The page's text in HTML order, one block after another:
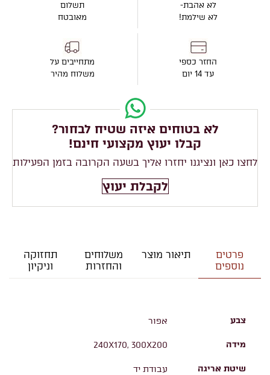
לא אהבת-
לא שילמת!
החזר כספי
עד 14 יום
תשלום
מאובטח
מתחייבים על
משלוח מהיר
לא בטוחים איזה שטיח לבחור?
קבלו יעוץ מקצועי חינם!
לחצו כאן ונציגנו יחזרו אליך בשעה הקרובה בזמן הפעילות
לקבלת יעוץ
פרטים
נוספים
תיאור מוצר
משלוחים
והחזרות
תחזוקה
וניקיון
צבע אפור
מידה 240X170, 300X200
שיטת אריגה עבודת יד